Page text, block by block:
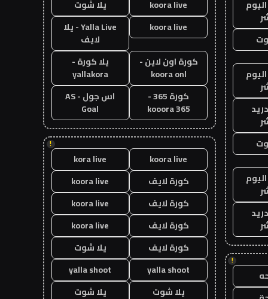
!
koora live
يلا شوت
koora live
Yalla Live - يلا
لايف
كورة اون لاين -
koora onl
يلا كورة -
yallakora
كورة 365 -
kooora 365
اس جول - AS
Goal
!
koora live
kora live
كورة لايف
koora live
كورة لايف
koora live
كورة لايف
koora live
كورة لايف
يلا شوت
yalla shoot
yalla shoot
يلا شوت
يلا شوت